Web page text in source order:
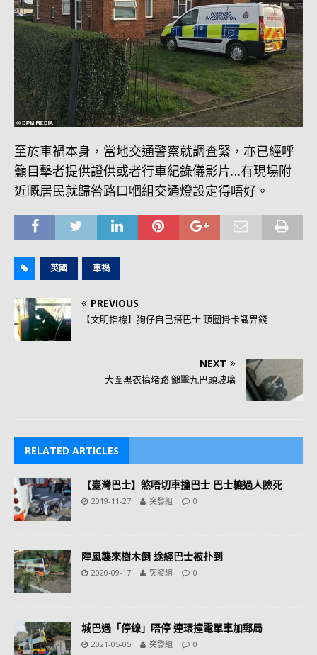
至於車禍本身，當地交通警察就調查緊，亦已經呼
籲目擊者提供證供或者行車紀錄儀影片…有現場附
近嘅居民就歸咎路口嗰組交通燈設定得唔好。
英國 車禍
PREVIOUS
【文明指標】狗仔自己搭巴士 頸圈掛卡識畀錢
NEXT
大圍黑衣搞堵路 鎚擊九巴頭玻璃
RELATED ARTICLES
【臺灣巴士】煞唔切車撞巴士 巴士轆過人險死
2019-11-27 突發組 0
陣風襲來樹木倒 途經巴士被扑到
2020-09-17 突發組 0
城巴遇「停線」唔停 連環撞電單車加郵局
2021-05-05 突發組 0